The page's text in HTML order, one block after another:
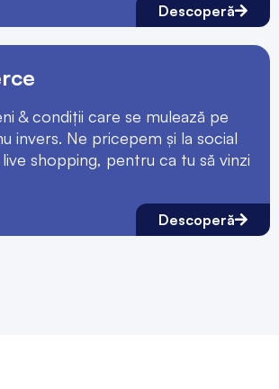
Descoperă
& condiții care se mulează pe
invers. Ne pricepem și la social
shopping, pentru ca tu să vinzi
Descoperă